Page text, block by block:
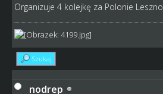
Organizuje 4 kolejkę za Polonie Leszno
Szukaj
nodrep